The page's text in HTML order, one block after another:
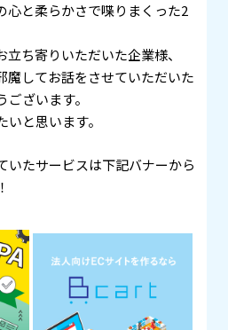
心と柔らかさで喋りまくった2
ち寄りいただいた企業様、
魔してお話をさせていただいた
ざいます。
と思います。
いたサービスは下記バナーから